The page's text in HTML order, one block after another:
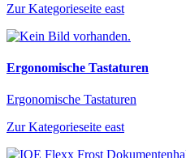
Zur Kategorieseite east
Ergonomische Tastaturen
Ergonomische Tastaturen
Zur Kategorieseite east